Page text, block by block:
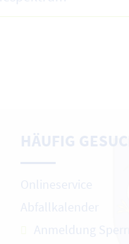
HÄUFIG
Onlineservice
Abfallkalender
Anmeldung